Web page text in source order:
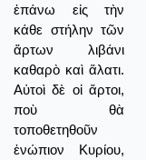
ἐπάνω εἰς τὴν
κάθε στήλην τῶν
ἄρτων λιβάνι
καθαρὸ καὶ ἅλατι.
Αὐτοὶ δὲ οἱ ἄρτοι,
ποὺ θὰ
τοποθετηθοῦν
ἐνώπιον Κυρίου,